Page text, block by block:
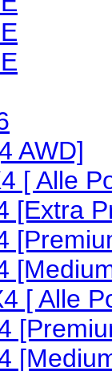
AWD]
[ Alle
[Extra
[ Alle